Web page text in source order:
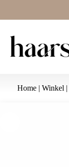
de
Home | Winkel |